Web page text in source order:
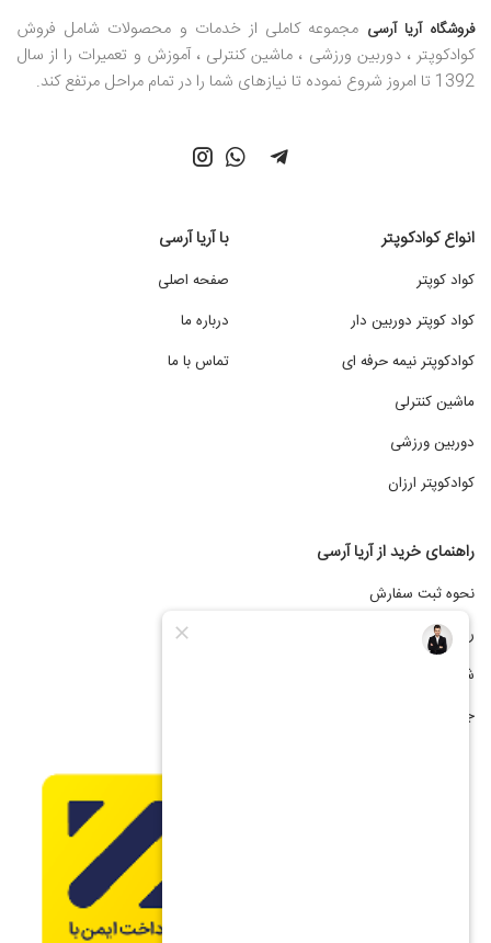
فروشگاه آریا آرسی مجموعه کاملی از خدمات و محصولات شامل فروش
کوادکوپتر ، دوربین ورزشی ، ماشین کنترلی ، آموزش و تعمیرات را از سال
1392 تا امروز شروع نموده تا نیازهای شما را در تمام مراحل مرتفع کند.
انواع کوادکوپتر
کواد کوپتر
کواد کوپتر دوربین دار
کوادکوپتر نیمه حرفه ای
ماشین کنترلی
دوربین ورزشی
کوادکوپتر ارزان
با آریا آرسی
صفحه اصلی
درباره ما
تماس با ما
راهنمای خرید از آریا آرسی
نحوه ثبت سفارش
رویه ارسال کالا
شیوه های پرداخت
جشنواره فروش اقساطی